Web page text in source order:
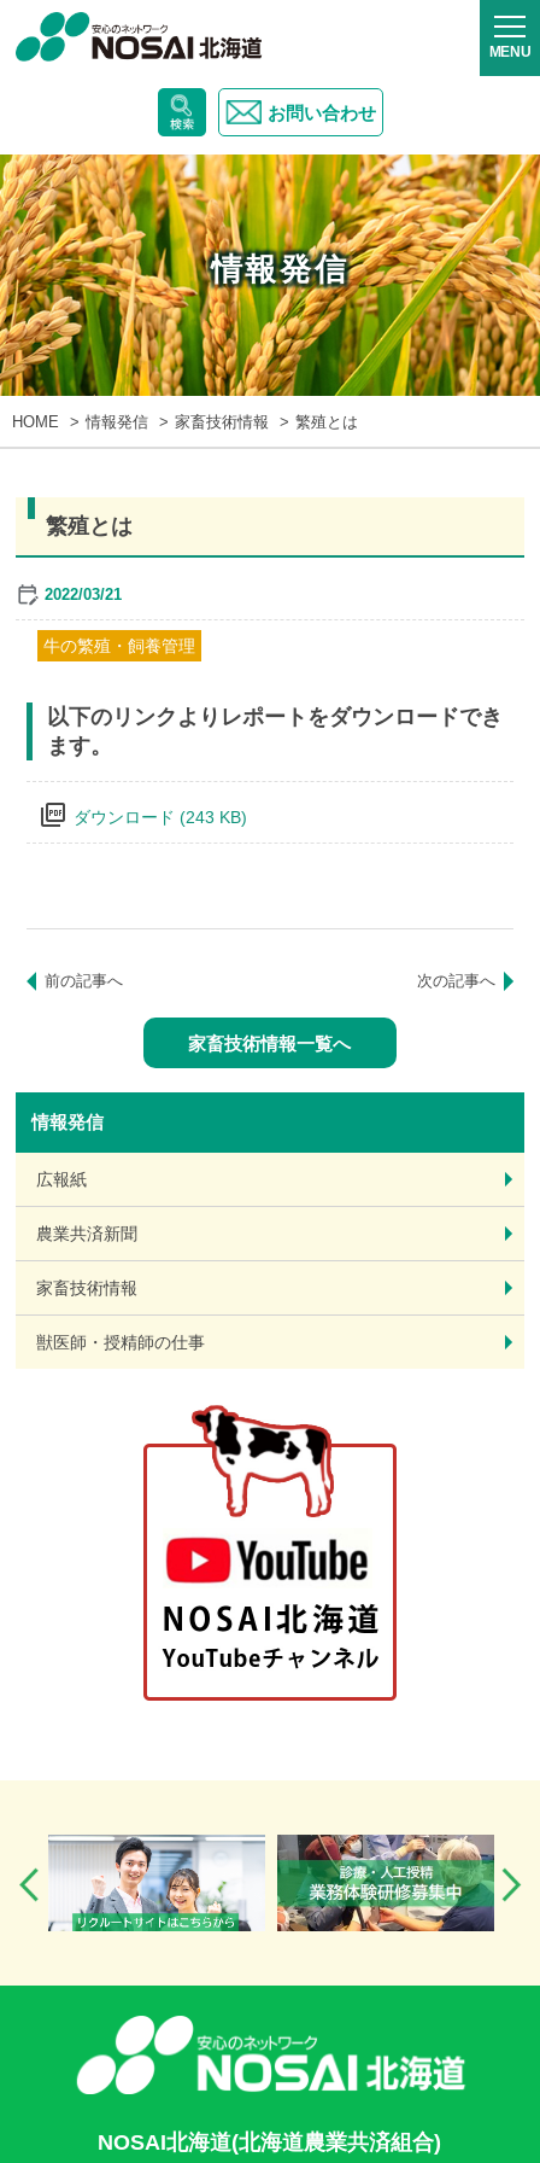
お問い合わせ
情報発信
HOME 情報発信 家畜技術情報 繁殖とは
繁殖とは
2022/03/21
牛の繁殖・飼養管理
以下のリンクよりレポートをダウンロードでき
ます。
picture_as_pdf ダウンロード (243 KB)
前の記事へ 次の記事へ
家畜技術情報一覧へ
情報発信
広報紙
農業共済新聞
家畜技術情報
獣医師・授精師の仕事
NOSAI北海道(北海道農業共済組合)